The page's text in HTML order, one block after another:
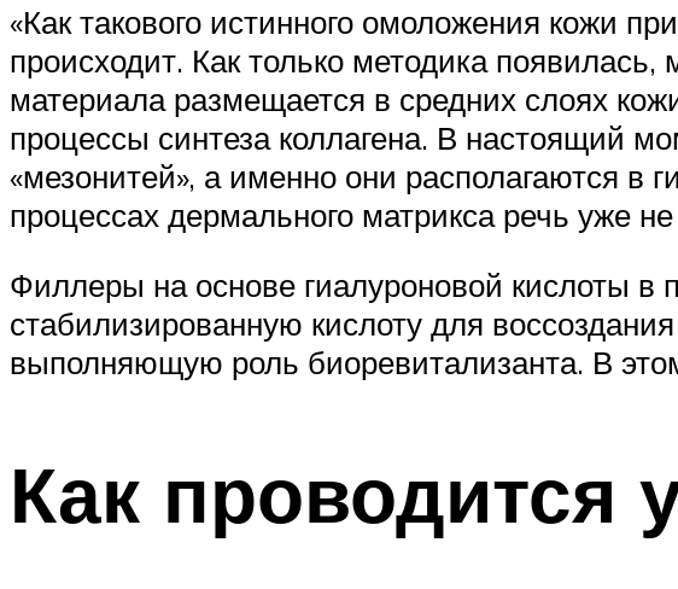
«Как такового истинного омоложения кожи
происходит. Как только методика
материала размещается в средних слоях
процессы синтеза коллагена. В настоящий
«мезонитей», а именно они располагаются в
процессах дермального матрикса речь уже
Филлеры на основе гиалуроновой кислоты в
стабилизированную кислоту для
выполняющую роль биоревитализанта. В
Как проводится